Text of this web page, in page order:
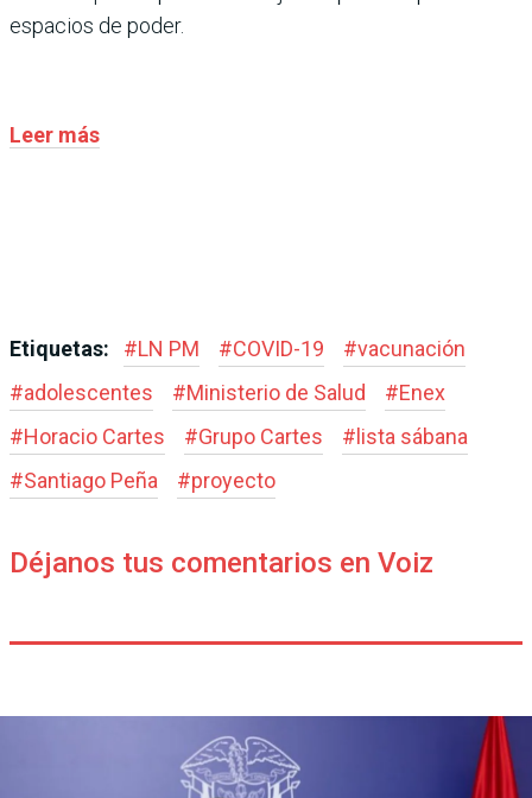
espacios de poder.
Leer más
Etiquetas: #LN PM #COVID-19 #vacunación
#adolescentes #Ministerio de Salud #Enex
#Horacio Cartes #Grupo Cartes # lista sábana
#Santiago Peña #proyecto
Déjanos tus comentarios en Voiz